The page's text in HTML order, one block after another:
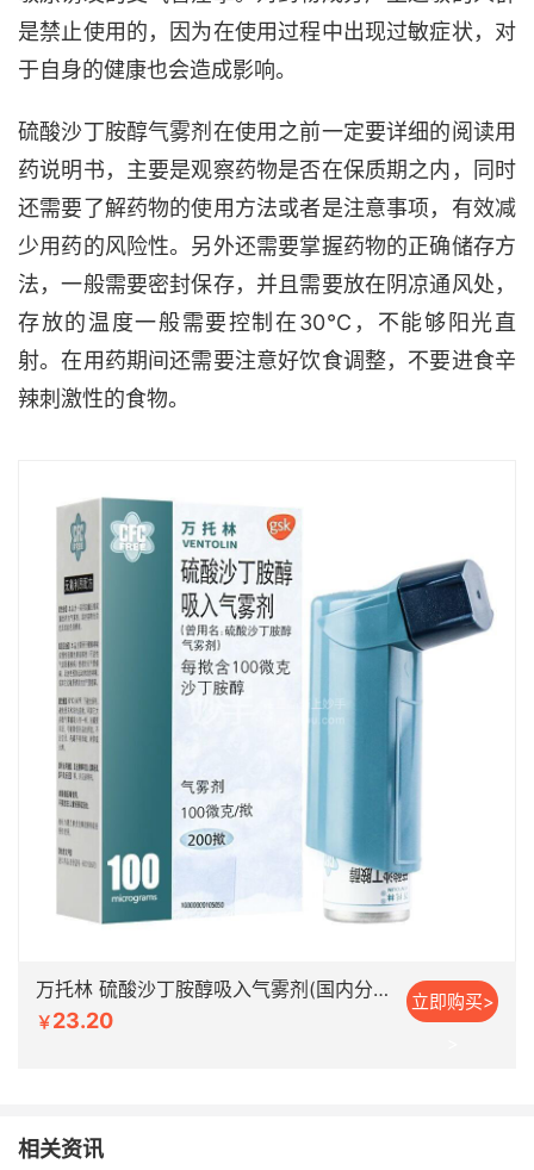
是禁止使用的，因为在使用过程中出现过敏症状，对
于自身的健康也会造成影响。
硫酸沙丁胺醇气雾剂在使用之前一定要详细的阅读用
药说明书，主要是观察药物是否在保质期之内，同时
还需要了解药物的使用方法或者是注意事项，有效减
少用药的风险性。另外还需要掌握药物的正确储存方
法，一般需要密封保存，并且需要放在阴凉通风处，
存放的温度一般需要控制在30℃，不能够阳光直
射。在用药期间还需要注意好饮食调整，不要进食辛
辣刺激性的食物。
万托林 硫酸沙丁胺醇吸入气雾剂(国内分装) 100μg×200揿
￥23.20
立即购买>
相关资讯